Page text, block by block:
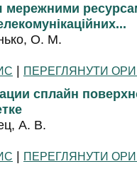
мережними
О. М.
| ПЕРЕГЛЯНУТИ
сплайн
А. В.
| ПЕРЕГЛЯНУТИ